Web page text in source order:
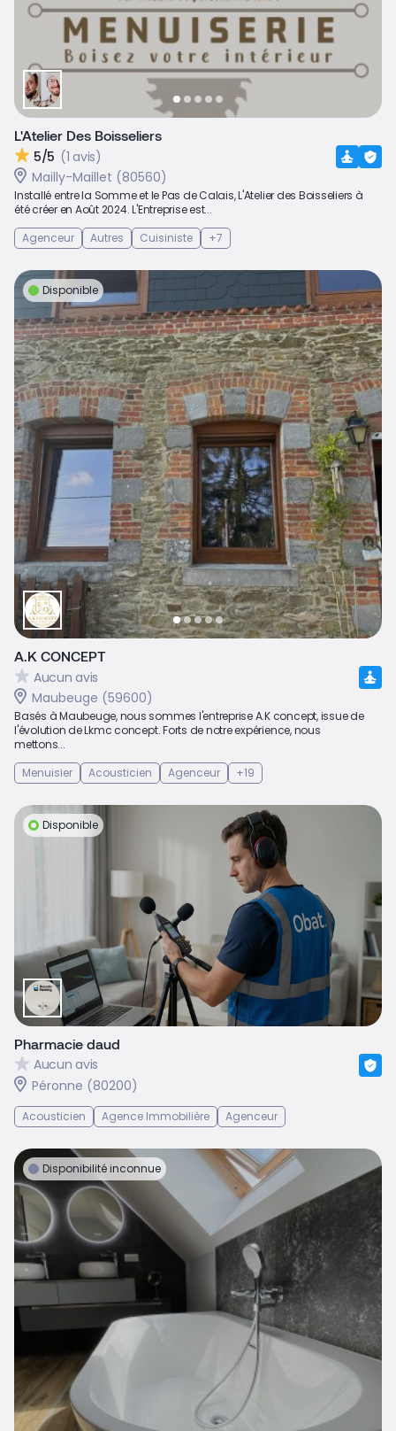
L'Atelier Des Boisseliers
5/5 (1 avis)
Mailly-Maillet (80560)
Installé entre la Somme et le Pas de Calais, L'Atelier des Boisseliers à
été créer en Août 2024. L'Entreprise est...
Agenceur
Autres Cuisiniste +7
Disponible
A.K CONCEPT
Aucun avis
Maubeuge (59600)
Basés à Maubeuge, nous sommes l'entreprise A.K concept, issue de
l'évolution de Lkmc concept. Forts de notre expérience, nous
mettons...
Menuisier
Acousticien Agenceur +19
Disponible
Pharmacie daud
Aucun avis
Péronne (80200)
Acousticien Agence Immobilière Agenceur
Disponibilité inconnue